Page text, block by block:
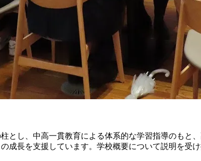
し、中高一貫教育による体系的な学習指導のもと
成長を支援しています。学校概要について説明を受